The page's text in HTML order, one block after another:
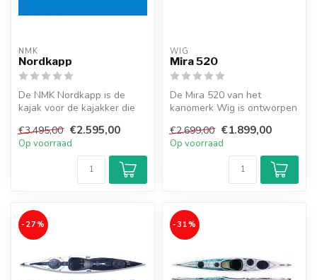
NMK
Nordkapp
De NMK Nordkapp is de
kajak voor de kajakker die
en u...
€3.495,00 €2.595,00
Op voorraad
WIG
Mira 520
De Mira 520 van het
kanomerk Wig is ontworpen
De klas...
€2.699,00 €1.899,00
Op voorraad
-27% -31%